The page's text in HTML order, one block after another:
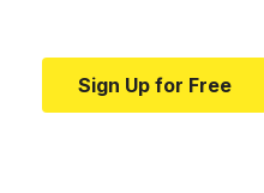
Sign Up for Free